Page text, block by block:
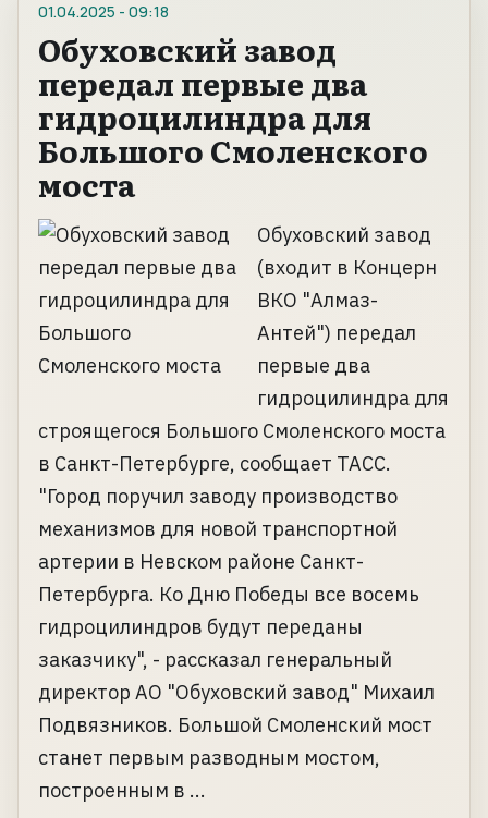
01.04.2025 - 09:18
Обуховский завод
передал первые два
гидроцилиндра для
Большого Смоленского
моста
Обуховский завод
(входит в Концерн
ВКО "Алмаз-
Антей") передал
первые два
гидроцилиндра для
строящегося Большого Смоленского моста
в Санкт-Петербурге, сообщает ТАСС.
"Город поручил заводу производство
механизмов для новой транспортной
артерии в Невском районе Санкт-
Петербурга. Ко Дню Победы все восемь
гидроцилиндров будут переданы
заказчику", - рассказал генеральный
директор АО "Обуховский завод" Михаил
Подвязников. Большой Смоленский мост
станет первым разводным мостом,
построенным в ...